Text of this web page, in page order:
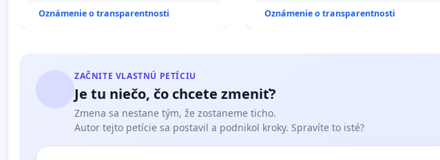
Oznámenie o transparentnosti
Oznámenie o transparentnosti
ZAČNITE VLASTNÚ PETÍCIU
Je tu niečo, čo chcete zmeniť?
Zmena sa nestane tým, že zostaneme ticho.
Autor tejto petície sa postavil a podnikol kroky. Spravíte to isté?